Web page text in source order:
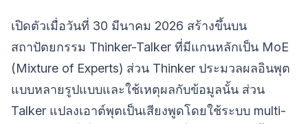
เปิดตัวเมื่อวันที่ 30 มีนาคม 2026 สร้างขึ้นบน
สถาปัตยกรรม Thinker-Talker ที่มีแกนหลักเป็น MoE
(Mixture of Experts) ส่วน Thinker ประมวลผลอินพุต
แบบหลายรูปแบบและใช้เหตุผลกับข้อมูลนั้น ส่วน
Talker แปลงเอาต์พุตเป็นเสียงพูดโดยใช้ระบบ multi-